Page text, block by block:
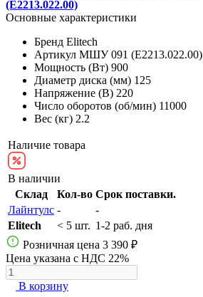
(E2213.022.00)
Основные характеристики
Бренд Elitech
Артикул МШУ 091 (E2213.022.00)
Мощность (Вт) 900
Диаметр диска (мм) 125
Напряжение (В) 220
Число оборотов (об/мин) 11000
Вес (кг) 2.2
Наличие товара
В наличии
Склад
Кол-во Срок поставки.
Лайнтулс -
-
Elitech
< 5 шт. 1-2 раб. дня
Розничная цена 3 390 ₽
Цена указана с НДС 22%
В корзину